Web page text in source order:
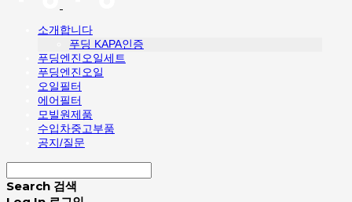
소개합니다
푸딩 KAPA인증
푸딩엔진오일세트
푸딩엔진오일
오일필터
에어필터
모빌원제품
수입차중고부품
공지/질문
Search 검색